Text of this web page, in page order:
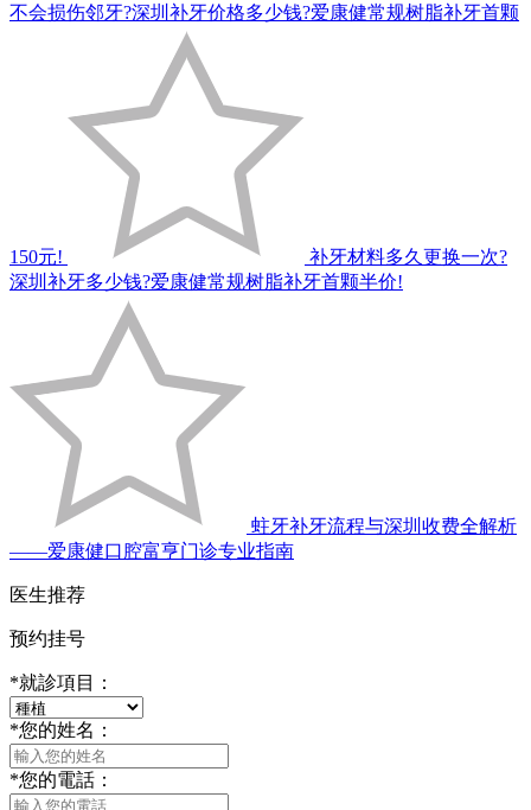
不会损伤邻牙?深圳补牙价格多少钱?爱康健常规树脂补牙首颗
150元!
补牙材料多久更换一次?
深圳补牙多少钱?爱康健常规树脂补牙首颗半价!
蛀牙补牙流程与深圳收费全解析
——爱康健口腔富亨门诊专业指南
医生推荐
预约挂号
*就診項目：
*您的姓名：
*您的電話：